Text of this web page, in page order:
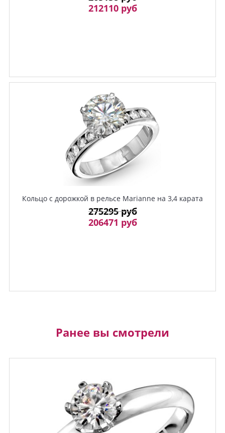
212110 руб
Кольцо с дорожкой в рельсе Marianne на 3,4 карата
275295 руб
206471 руб
Ранее вы смотрели